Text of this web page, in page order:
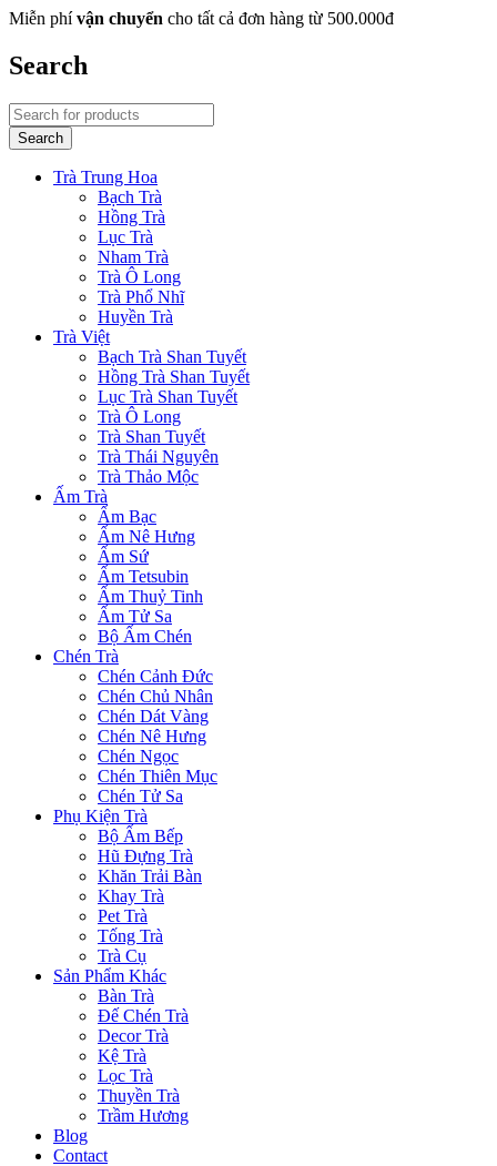
Miễn phívận chuyển cho tất cả đơn hàng từ 500.000đ
Search
Trà Trung Hoa
Bạch Trà
Hồng Trà
Lục Trà
Nham Trà
Trà Ô Long
Trà Phổ Nhĩ
Huyền Trà
Trà Việt
Bạch Trà Shan Tuyết
Hồng Trà Shan Tuyết
Lục Trà Shan Tuyết
Trà Ô Long
Trà Shan Tuyết
Trà Thái Nguyên
Trà Thảo Mộc
Ấm Trà
Ấm Bạc
Ấm Nê Hưng
Ấm Sứ
Ấm Tetsubin
Ấm Thuỷ Tinh
Ấm Tử Sa
Bộ Ấm Chén
Chén Trà
Chén Cảnh Đức
Chén Chủ Nhân
Chén Dát Vàng
Chén Nê Hưng
Chén Ngọc
Chén Thiên Mục
Chén Tử Sa
Phụ Kiện Trà
Bộ Ấm Bếp
Hũ Đựng Trà
Khăn Trải Bàn
Khay Trà
Pet Trà
Tống Trà
Trà Cụ
Sản Phẩm Khác
Bàn Trà
Đế Chén Trà
Decor Trà
Kệ Trà
Lọc Trà
Thuyền Trà
Trầm Hương
Blog
Contact